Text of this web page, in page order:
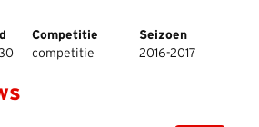
Competitie
Seizoen
competitie 2016-2017